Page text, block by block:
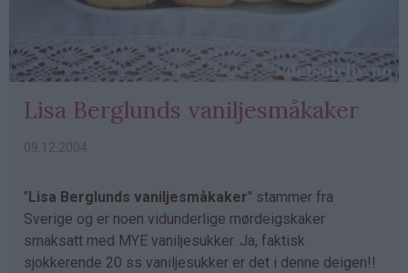
Lisa Berglunds vaniljesmåkaker
09.12.2004
" Lisa Berglunds vaniljesmåkaker" stammer fra
Sverige og er noen vidunderlige mørdeigskaker
smaksatt med MYE vaniljesukker. Ja, faktisk
sjokkerende 20 ss vaniljesukker er det i denne deigen!!